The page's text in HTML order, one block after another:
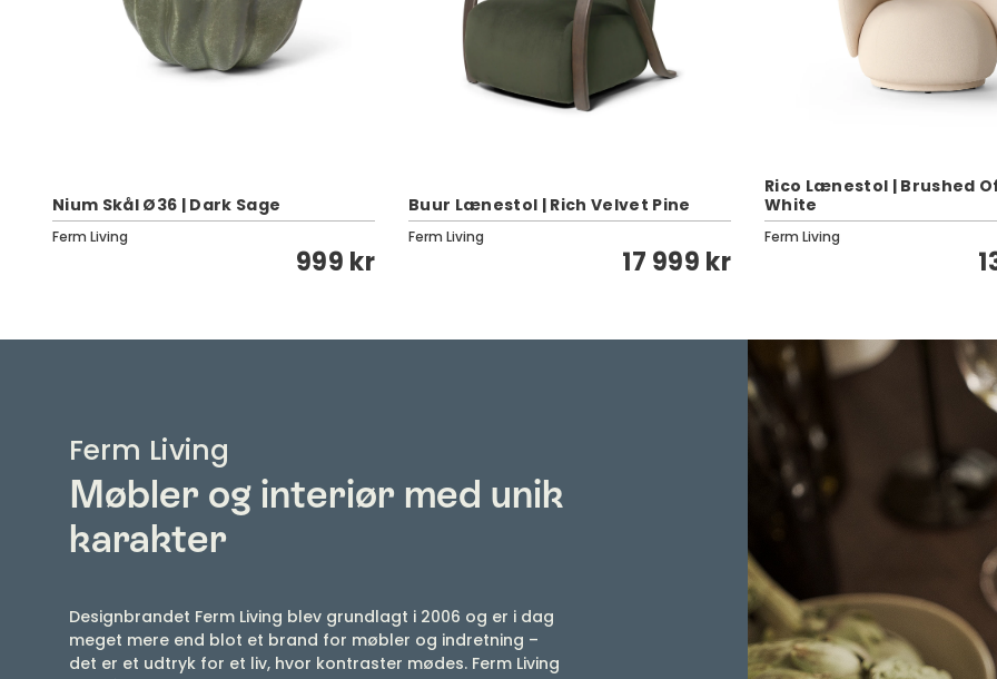
Nium Skål Ø36 | Dark Sage
Ferm Living
999 kr
Buur Lænestol | Rich Velvet Pine
Ferm Living
17 999 kr
Rico Lænestol | Brushed
White
Ferm Living
Ferm Living
Møbler og interiør med unik
karakter
Designbrandet Ferm Living blev grundlagt i 2006 og er i dag
meget mere end blot et brand for møbler og indretning –
det er et udtryk for et liv, hvor kontraster mødes. Ferm Living